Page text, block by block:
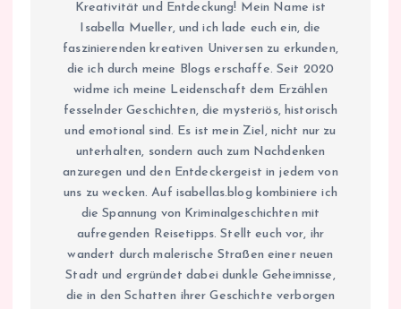
Kreativität und Entdeckung! Mein Name ist
Isabella Mueller, und ich lade euch ein, die
faszinierenden kreativen Universen zu erkunden,
die ich durch meine Blogs erschaffe. Seit 2020
widme ich meine Leidenschaft dem Erzählen
fesselnder Geschichten, die mysteriös, historisch
und emotional sind. Es ist mein Ziel, nicht nur zu
unterhalten, sondern auch zum Nachdenken
anzuregen und den Entdeckergeist in jedem von
uns zu wecken. Auf isabellas.blog kombiniere ich
die Spannung von Kriminalgeschichten mit
aufregenden Reisetipps. Stellt euch vor, ihr
wandert durch malerische Straßen einer neuen
Stadt und ergründet dabei dunkle Geheimnisse,
die in den Schatten ihrer Geschichte verborgen